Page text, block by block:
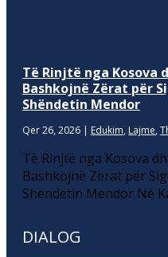
Të Rinjtë nga Kosova
Bashkojnë Zërat për
Shëndetin Mendor
Qer 26, 2026 | Edukim, Lajme,
Të Rinjtë nga Kosova
Bashkojnë Zërat për
Shëndetin Mendor Në
DIALOG